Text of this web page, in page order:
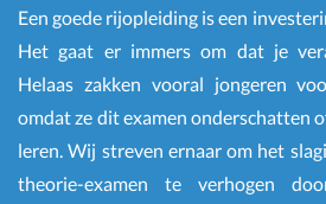
Een goede rijopleiding is een
Het gaat er immers om dat je
Helaas zakken vooral jongeren
omdat ze dit examen onderschatten
leren. Wij streven ernaar om het
theorie-examen te verhogen